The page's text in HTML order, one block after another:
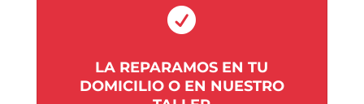

LA REPARAMOS EN TU
DOMICILIO O EN NUESTRO